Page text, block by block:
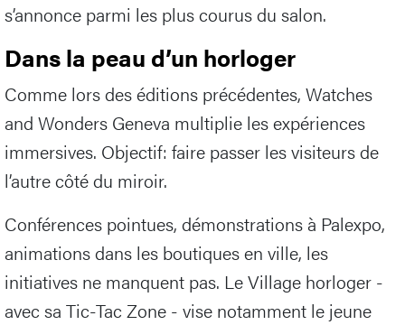
s’annonce parmi les plus courus du salon.
Dans la peau d’un horloger
Comme lors des éditions précédentes, Watches
and Wonders Geneva multiplie les expériences
immersives. Objectif: faire passer les visiteurs de
l’autre côté du miroir.
Conférences pointues, démonstrations à Palexpo,
animations dans les boutiques en ville, les
initiatives ne manquent pas. Le Village horloger -
avec sa Tic-Tac Zone - vise notamment le jeune